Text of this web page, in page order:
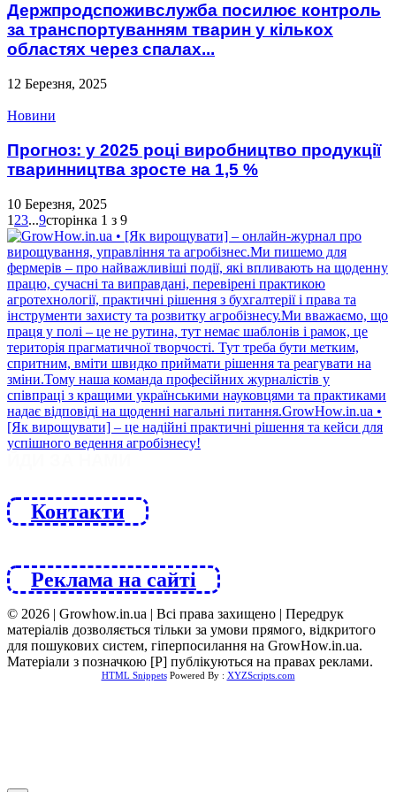
Держпродспоживслужба посилює контроль
за транспортуванням тварин у кількох
областях через спалах...
12 Березня, 2025
Новини
Прогноз: у 2025 році виробництво продукції
тваринництва зросте на 1,5 %
10 Березня, 2025
1 23...9сторінка 1 з 9
Контакти
Реклама на сайті
© 2026 | Growhow.in.ua | Всі права захищено | Передрук
матеріалів дозволяється тільки за умови прямого, відкритого
для пошукових систем, гіперпосилання на GrowHow.in.ua.
Матеріали з позначкою [Р] публікуються на правах реклами.
HTML SnippetsPowered By : XYZScripts.com